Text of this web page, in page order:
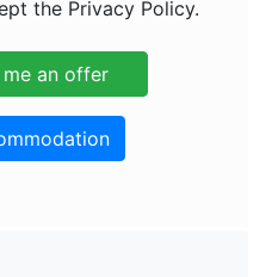
the Privacy Policy.